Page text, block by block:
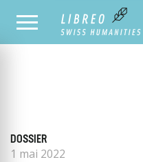
TOUS LES NUMÉROS
DOSSIER
1 mai 2022